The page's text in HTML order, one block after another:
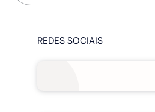
REDES SOCIAIS